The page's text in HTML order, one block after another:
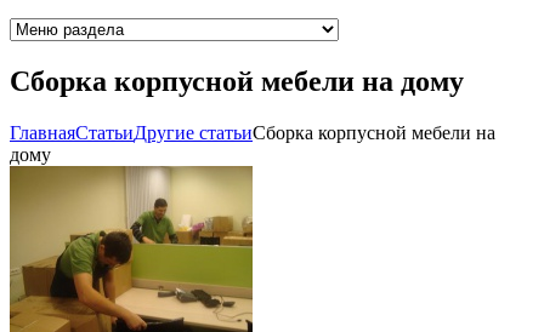
Сборка корпусной мебели на дому
ГлавнаяCтатьиДругие статьиСборка корпусной мебели на
дому